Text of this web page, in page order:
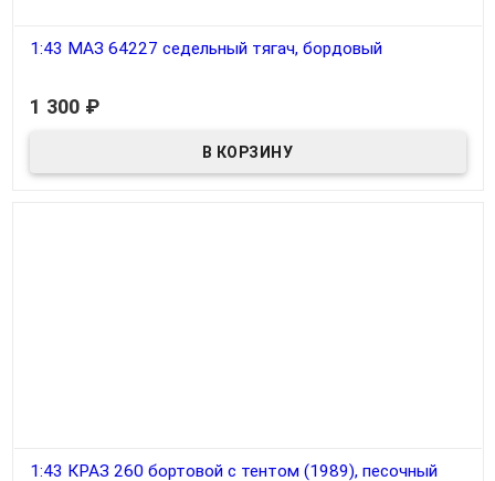
1:43 МАЗ 64227 седельный тягач, бордовый
1 300 ₽
1:43 КРАЗ 260 бортовой с тентом (1989), песочный